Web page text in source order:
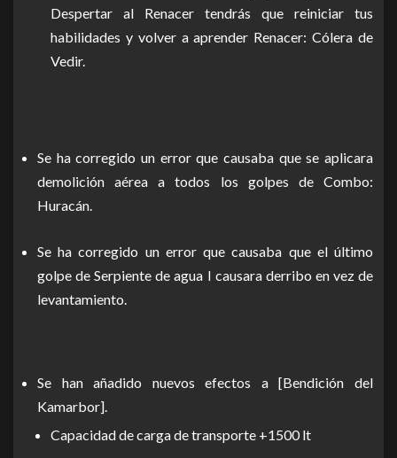
Despertar al Renacer tendrás que reiniciar tus
habilidades y volver a aprender Renacer: Cólera de
Vedir.
Se ha corregido un error que causaba que se aplicara
demolición aérea a todos los golpes de Combo:
Huracán.
Se ha corregido un error que causaba que el último
golpe de Serpiente de agua I causara derribo en vez de
levantamiento.
Se han añadido nuevos efectos a [Bendición del
Kamarbor].
Capacidad de carga de transporte +1500 lt